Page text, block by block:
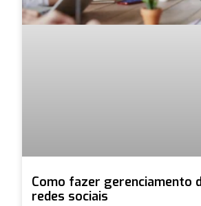
Como fazer gerenciamento
redes sociais